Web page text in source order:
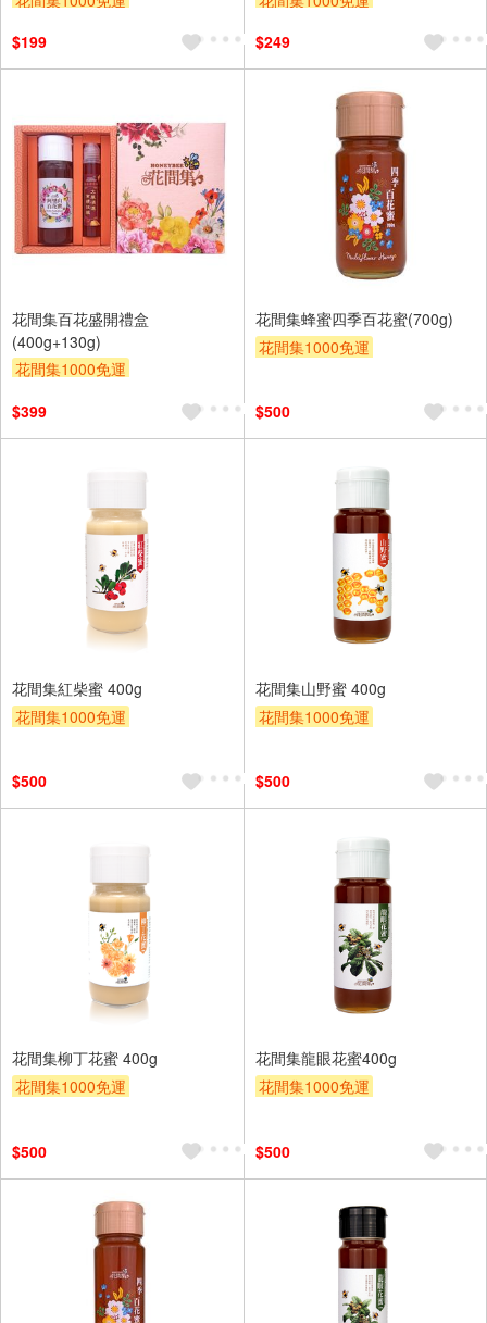
$199
心事事如願」
$249
花間集百花盛開禮盒
(400g+130g)
花間集1000免運
$399
花間集蜂蜜四季百花蜜(700g)
花間集1000免運
$500
花間集紅柴蜜 400g
花間集1000免運
$500
花間集山野蜜 400g
花間集1000免運
$500
花間集柳丁花蜜 400g
花間集1000免運
$500
花間集龍眼花蜜400g
花間集1000免運
$500